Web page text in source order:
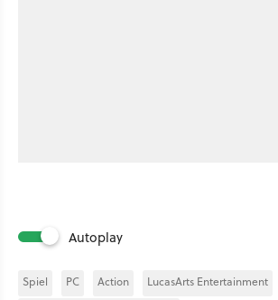
Autoplay
Spiel PC Action LucasArts Entertainment